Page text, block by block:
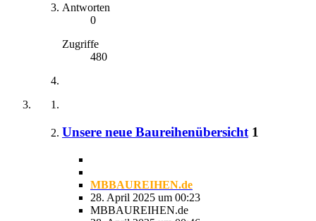
Antworten
0
Zugriffe
480
Unsere neue Baureihenübersicht 1
MBBAUREIHEN.de
28. April 2025 um 00:23
MBBAUREIHEN.de